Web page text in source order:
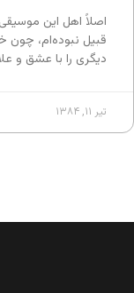
اصلاً اهل این
قبیل نبوده‌ام،
دیگری را با عشق و
تیر ۱۱, ۱۳۸۴